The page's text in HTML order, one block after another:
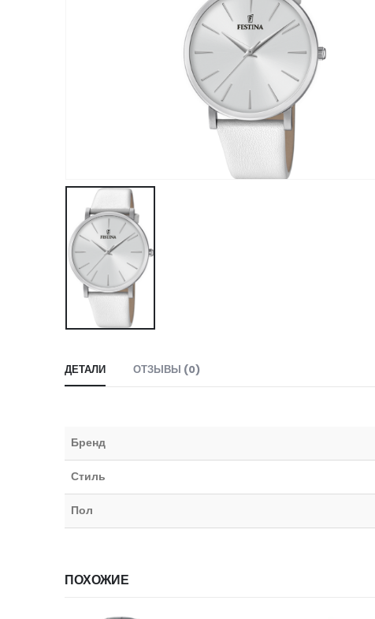
ДЕТАЛИ ОТЗЫВЫ (0)
Бренд
Стиль
Пол
ПОХОЖИЕ